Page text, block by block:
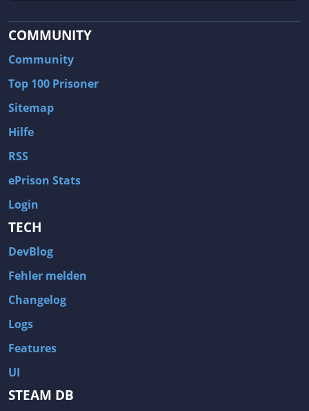
COMMUNITY
Community
Top 100 Prisoner
Sitemap
Hilfe
RSS
ePrison Stats
Login
TECH
DevBlog
Fehler melden
Changelog
Logs
Features
UI
STEAM DB